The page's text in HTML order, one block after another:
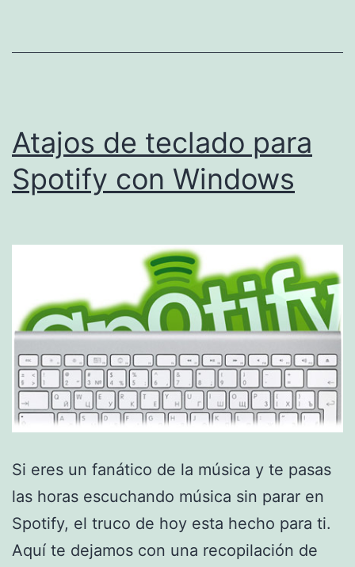
Atajos de teclado para
Spotify con Windows
Si eres un fanático de la música y te pasas
las horas escuchando música sin parar en
Spotify, el truco de hoy esta hecho para ti.
Aquí te dejamos con una recopilación de